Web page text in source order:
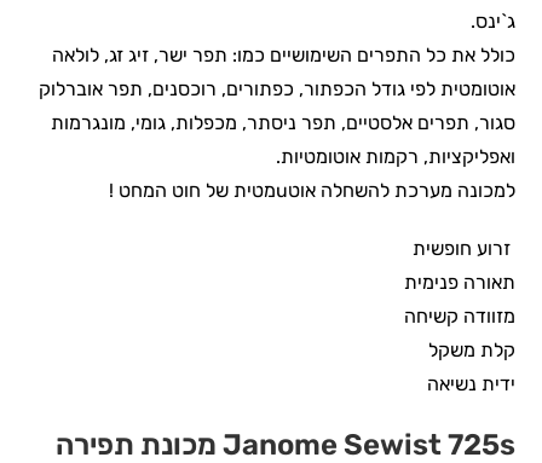
ג`ינס.
כולל את כל התפרים השימושיים כמו: תפר ישר, זיג זג, לולאה
אוטומטית לפי גודל הכפתור, כפתורים, רוכסנים, תפר אוברלוק
סגור, תפרים אלסטיים, תפר ניסתר, מכפלות, גומי, מונגרמות
ואפליקציות, רקמות אוטומטיות.
למכונה מערכת להשחלה אוטuמטית של חוט המחט !
זרוע חופשית
תאורה פנימית
מזוודה קשיחה
קלת משקל
ידית נשיאה
Janome Sewist 725s מכונת תפירה